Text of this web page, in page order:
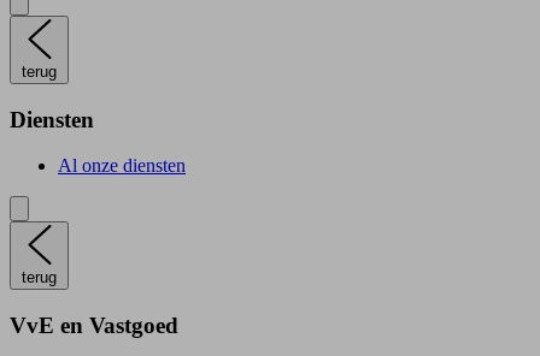
terug
Diensten
Al onze diensten
terug
VvE en Vastgoed